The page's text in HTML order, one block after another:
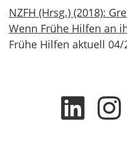
NZFH (Hrsg.) (2018):
Wenn Frühe Hilfen an
Frühe Hilfen aktuell 04/